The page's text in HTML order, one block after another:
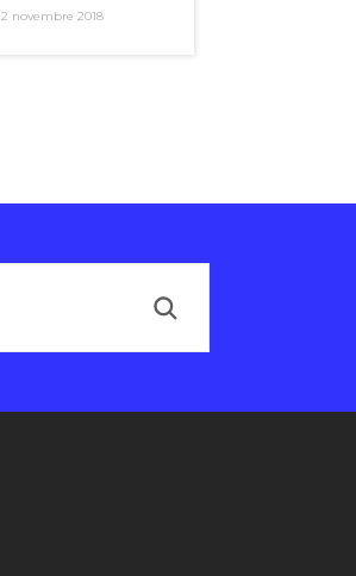
novembre 2018